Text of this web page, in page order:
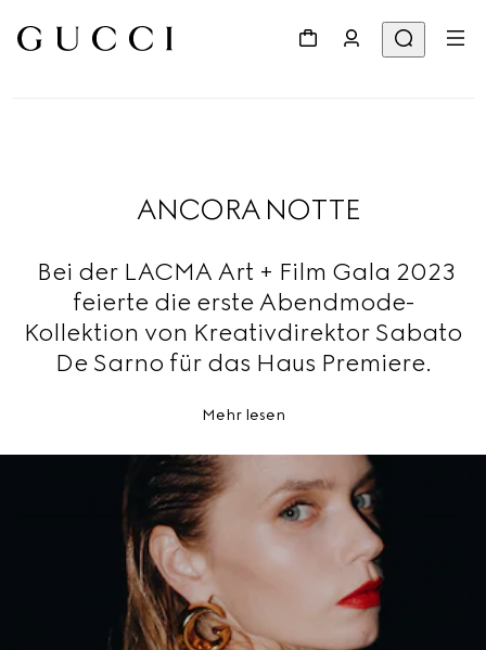
ANCORA NOTTE
Bei der LACMA Art + Film Gala 2023
feierte die erste Abendmode-
Kollektion von Kreativdirektor Sabato
De Sarno für das Haus Premiere.
Mehr lesen